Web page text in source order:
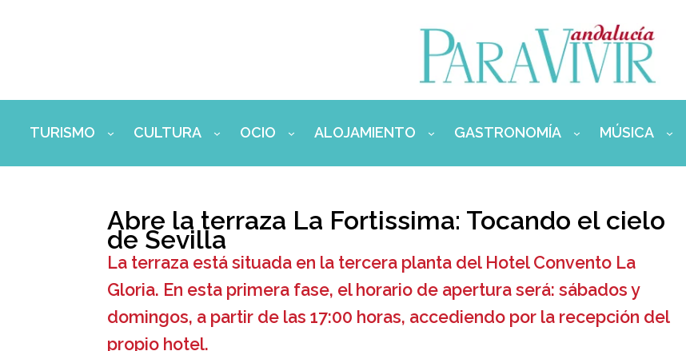
TURISMO CULTURA OCIO ALOJAMIENTO GASTRONOMÍA MÚSICA
Abre la terraza La Fortissima: Tocando el cielo
de Sevilla
La terraza está situada en la tercera planta del Hotel Convento La
Gloria. En esta primera fase, el horario de apertura será: sábados y
domingos, a partir de las 17:00 horas, accediendo por la recepción del
propio hotel.